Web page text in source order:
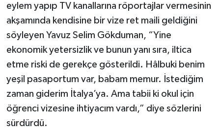
eylem yapıp TV kanallarına röportajlar vermesinin
akşamında kendisine bir vize ret maili geldiğini
söyleyen Yavuz Selim Gökduman, “Yine
ekonomik yetersizlik ve bunun yanı sıra, iltica
etme riski de gerekçe gösterildi. Hâlbuki benim
yeşil pasaportum var, babam memur. İstediğim
zaman giderim İtalya’ya. Ama tabii ki okul için
öğrenci vizesine ihtiyacım vardı,” diye sözlerini
sürdürdü.